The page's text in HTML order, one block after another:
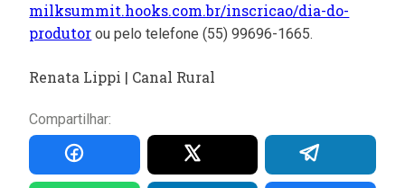
milksummit.hooks.com.br/inscricao/dia-do-
produtor ou pelo telefone (55) 99696-1665.
Renata Lippi | Canal Rural
Compartilhar: